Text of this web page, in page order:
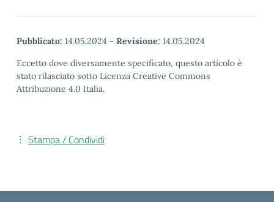
Pubblicato: 14.05.2024 - Revisione: 14.05.2024
Eccetto dove diversamente specificato, questo articolo è
stato rilasciato sotto Licenza Creative Commons
Attribuzione 4.0 Italia.
Stampa / Condividi